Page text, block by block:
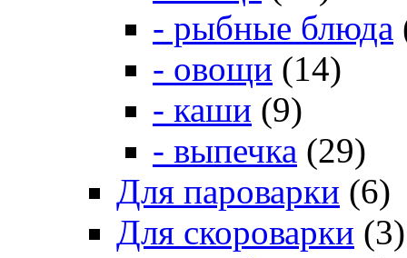
- рыбные блюда
- овощи (14)
- каши (9)
- выпечка (29)
Для пароварки (6)
Для скороварки (3)